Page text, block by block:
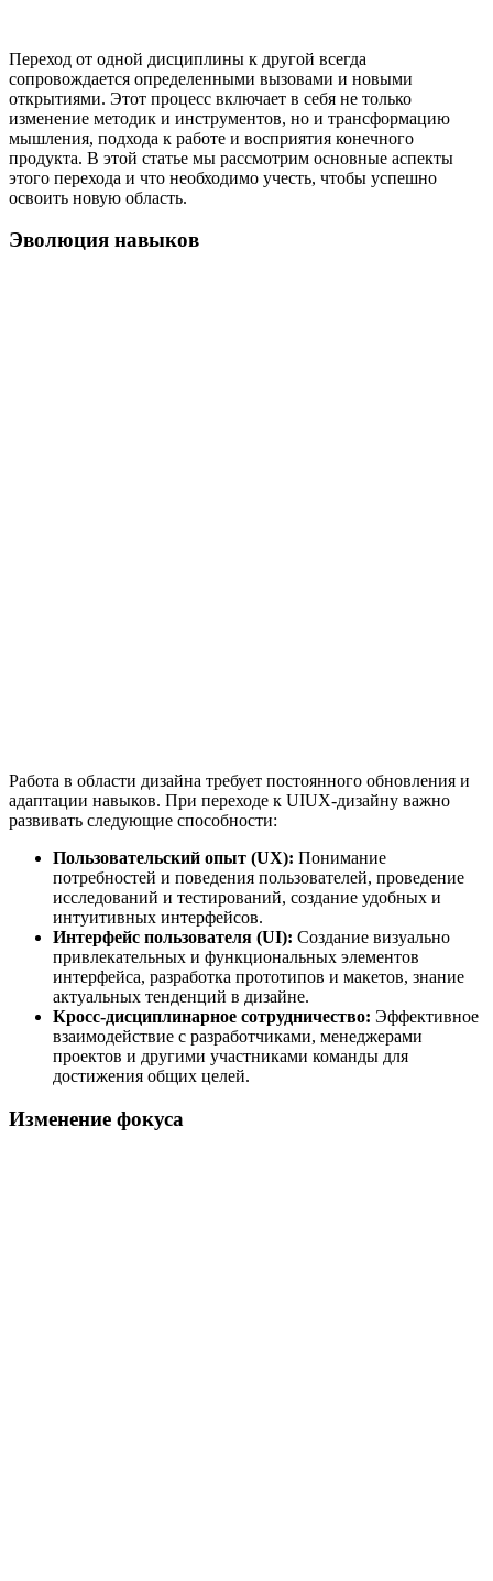
Переход от одной дисциплины к другой всегда
сопровождается определенными вызовами и новыми
открытиями. Этот процесс включает в себя не только
изменение методик и инструментов, но и трансформацию
мышления, подхода к работе и восприятия конечного
продукта. В этой статье мы рассмотрим основные аспекты
этого перехода и что необходимо учесть, чтобы успешно
освоить новую область.
Эволюция навыков
Работа в области дизайна требует постоянного обновления и
адаптации навыков. При переходе к UIUX-дизайну важно
развивать следующие способности:
Пользовательский опыт (UX): Понимание
потребностей и поведения пользователей, проведение
исследований и тестирований, создание удобных и
интуитивных интерфейсов.
Интерфейс пользователя (UI): Создание визуально
привлекательных и функциональных элементов
интерфейса, разработка прототипов и макетов, знание
актуальных тенденций в дизайне.
Кросс-дисциплинарное сотрудничество: Эффективное
взаимодействие с разработчиками, менеджерами
проектов и другими участниками команды для
достижения общих целей.
Изменение фокуса